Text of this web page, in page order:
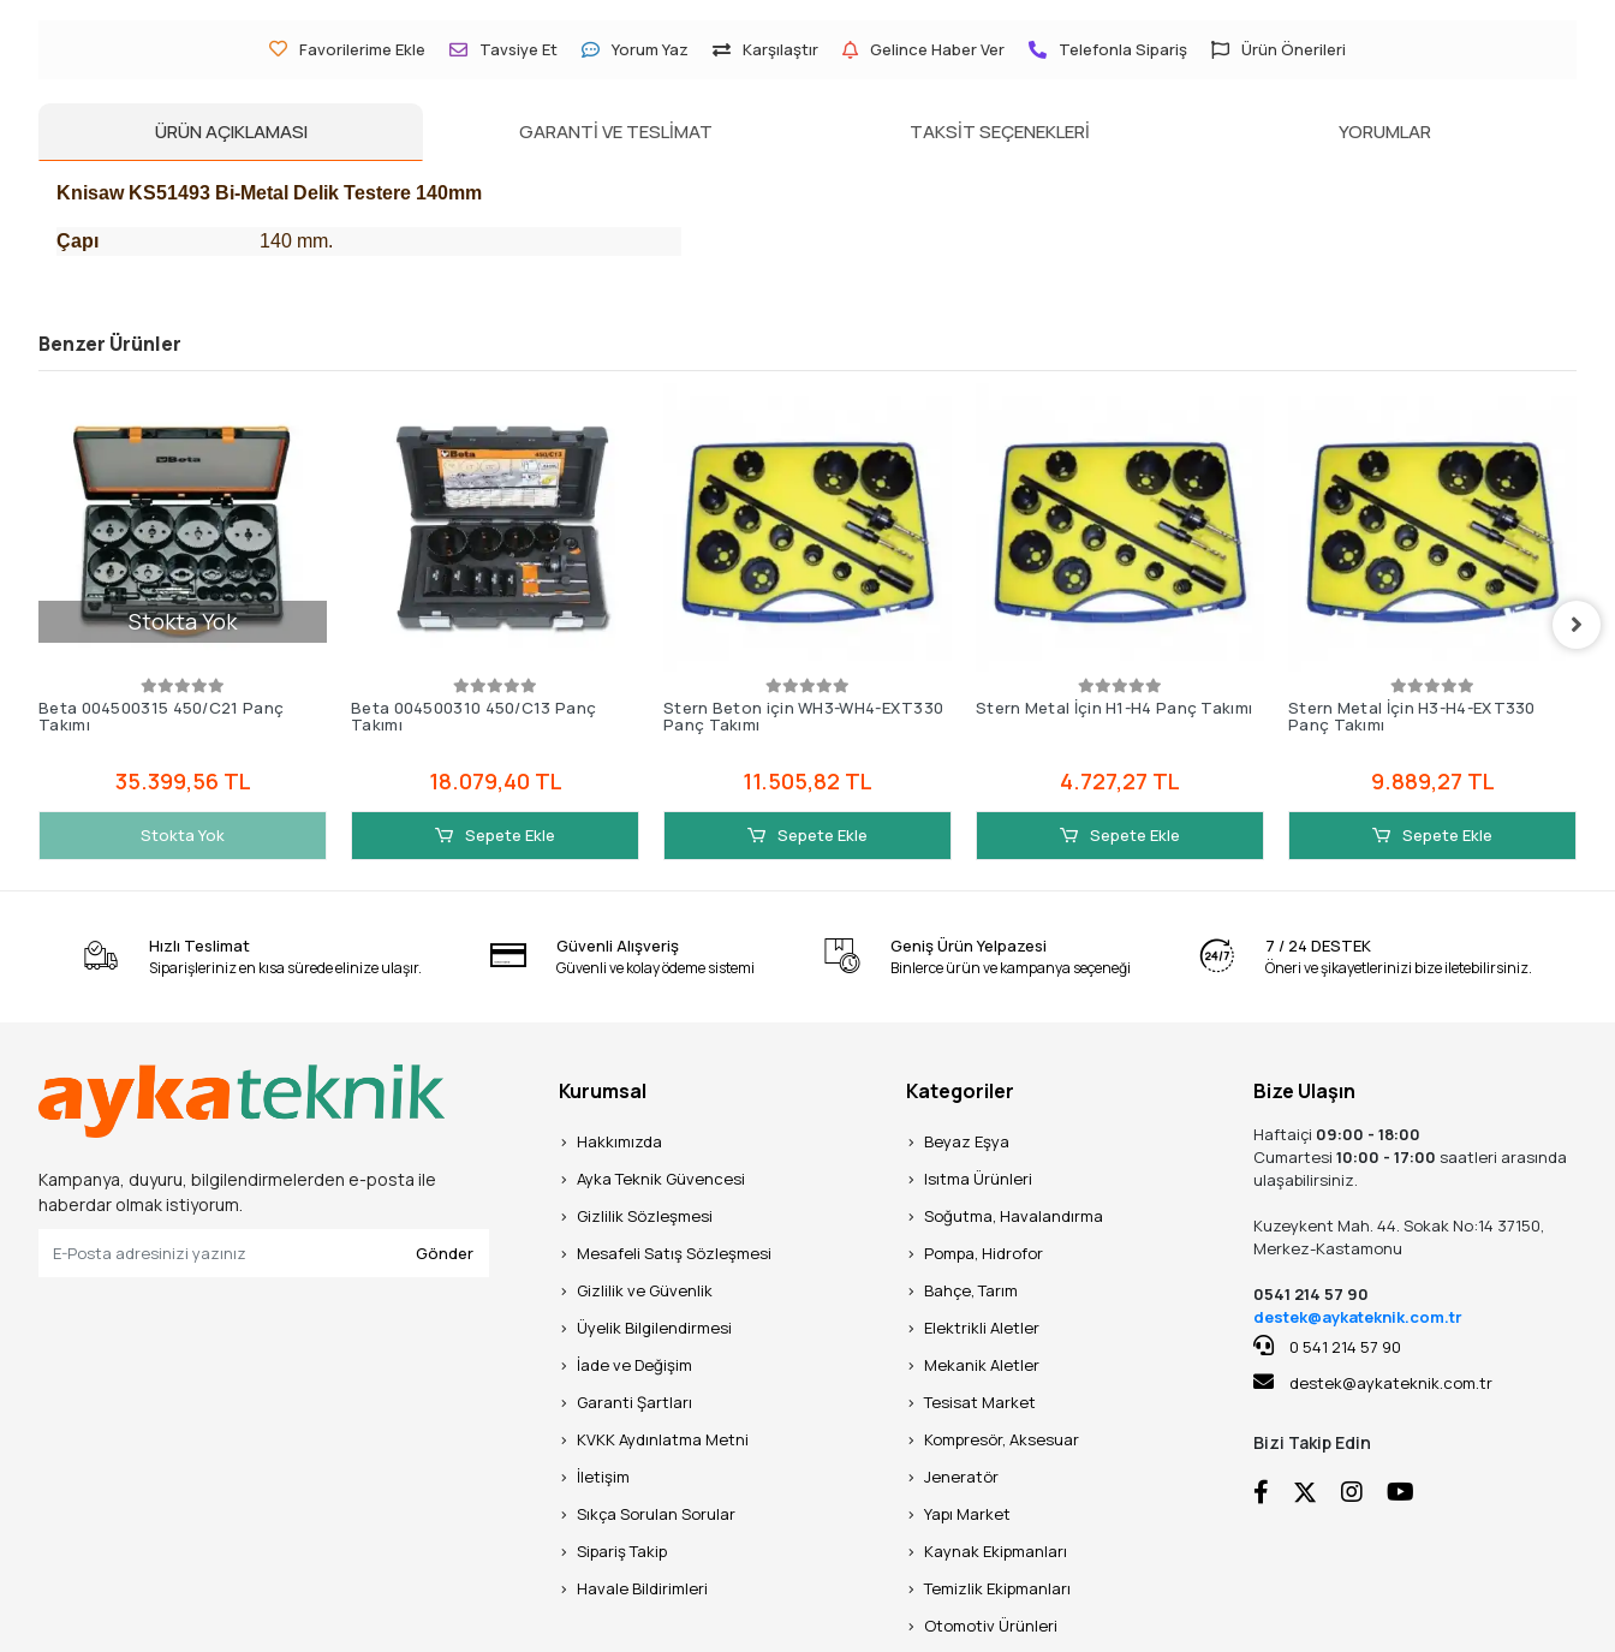
Favorilerime Ekle Tavsiye Et Yorum Yaz Karşılaştır Gelince Haber Ver Telefonla Sipariş Ürün Önerileri
ÜRÜN AÇIKLAMASI GARANTI VE TESLIMAT TAKSIT SEÇENEKLERI YORUMLAR
Knisaw KS51493 Bi-Metal Delik Testere 140mm
Çapı 140 mm.
Benzer Ürünler
Stokta Yok
Beta 004500315 450/C21 Panç
Takımı
35.399,56 TL
Stokta Yok
Beta 004500310 450/C13 Panç
Takımı
18.079,40 TL
Sepete Ekle
Stern Beton için WH3-WH4-EXT330
Panç Takımı
11.505,82 TL
Sepete Ekle
Stern Metal İçin H1-H4 Panç Takımı
4.727,27 TL
Sepete Ekle
Stern Metal İçin H3-H4-EXT330
Panç Takımı
9.889,27 TL
Sepete Ekle
Hızlı Teslimat
Siparişleriniz en kısa sürede elinize ulaşır.
Güvenli Alışveriş
Güvenli ve kolay ödeme sistemi
Geniş Ürün Yelpazesi
Binlerce ürün ve kampanya seçeneği
7 / 24 DESTEK
Öneri ve şikayetlerinizi bize iletebilirsiniz.
Kampanya, duyuru, bilgilendirmelerden e-posta ile
haberdar olmak istiyorum.
Gönder
Kurumsal
Hakkımızda
Ayka Teknik Güvencesi
Gizlilik Sözleşmesi
Mesafeli Satış Sözleşmesi
Gizlilik ve Güvenlik
Üyelik Bilgilendirmesi
İade ve Değişim
Garanti Şartları
KVKK Aydınlatma Metni
İletişim
Sıkça Sorulan Sorular
Sipariş Takip
Havale Bildirimleri
Kategoriler
Beyaz Eşya
Isıtma Ürünleri
Soğutma, Havalandırma
Pompa, Hidrofor
Bahçe, Tarım
Elektrikli Aletler
Mekanik Aletler
Tesisat Market
Kompresör, Aksesuar
Jeneratör
Yapı Market
Kaynak Ekipmanları
Temizlik Ekipmanları
Otomotiv Ürünleri
Bize Ulaşın
Haftaiçi 09:00 - 18:00
Cumartesi10:00 - 17:00 saatleri arasında
ulaşabilirsiniz.
Kuzeykent Mah. 44. Sokak No:14 37150,
Merkez-Kastamonu
0541 214 57 90
destek@aykateknik.com.tr
0 541 214 57 90
destek@aykateknik.com.tr
Bizi Takip Edin